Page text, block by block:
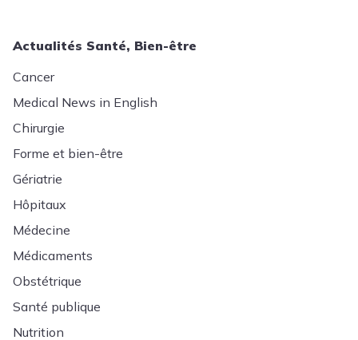
Actualités Santé, Bien-être
Cancer
Medical News in English
Chirurgie
Forme et bien-être
Gériatrie
Hôpitaux
Médecine
Médicaments
Obstétrique
Santé publique
Nutrition